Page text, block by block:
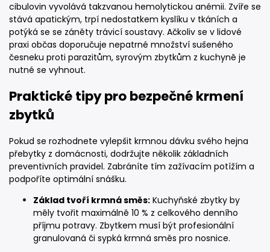
cibulovin vyvolává takzvanou hemolytickou anémii. Zvíře se
stává apatickým, trpí nedostatkem kyslíku v tkáních a
potýká se se záněty trávicí soustavy. Ačkoliv se v lidové
praxi občas doporučuje nepatrné množství sušeného
česneku proti parazitům, syrovým zbytkům z kuchyně je
nutné se vyhnout.
Praktické tipy pro bezpečné krmení
zbytků
Pokud se rozhodnete vylepšit krmnou dávku svého hejna
přebytky z domácnosti, dodržujte několik základních
preventivních pravidel. Zabráníte tím zažívacím potížím a
podpoříte optimální snášku.
Základ tvoří krmná směs: Kuchyňské zbytky by
měly tvořit maximálně 10 % z celkového denního
příjmu potravy. Zbytkem musí být profesionální
granulovaná či sypká krmná směs pro nosnice.